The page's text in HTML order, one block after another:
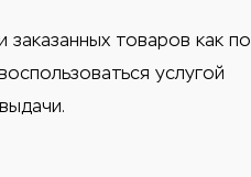
товаров как по
услугой